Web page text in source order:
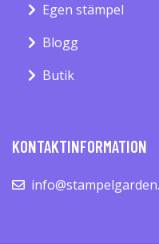
Egen stämpel
Blogg
Butik
KONTAKTINFORMATION